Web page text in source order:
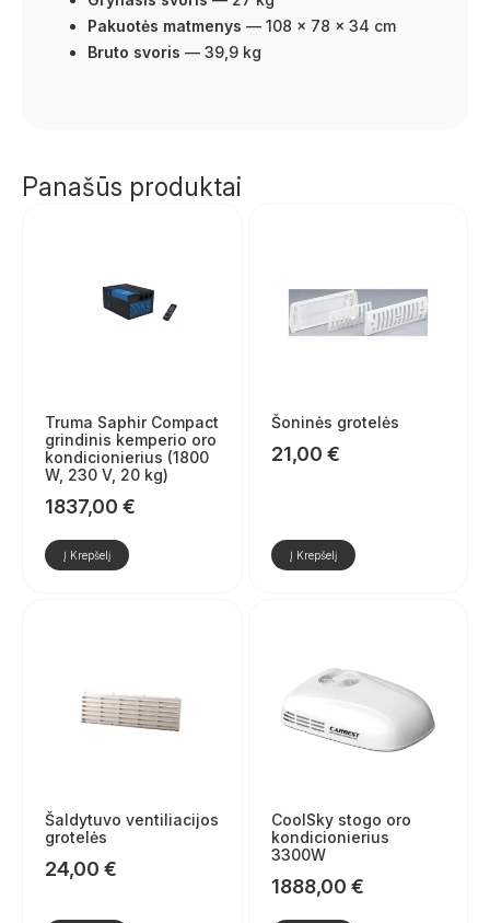
Pakuotės matmenys — 108 × 78 × 34 cm
Bruto svoris — 39,9 kg
Panašūs produktai
Truma Saphir Compact
grindinis kemperio oro
kondicionierius (1800
W, 230 V, 20 kg)
1837,00 €
Į Krepšelį
Šoninės grotelės
21,00 €
Į Krepšelį
Šaldytuvo ventiliacijos
grotelės
24,00 €
CoolSky stogo oro
kondicionierius
3300W
1888,00 €